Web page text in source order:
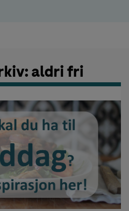
aldri fri